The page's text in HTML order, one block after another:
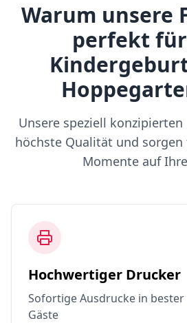
Warum unsere
perfekt
Unsere speziell
höchste Qualität und
Momente auf
Hochwertiger Drucker
Sofortige Ausdrucke in
Gäste